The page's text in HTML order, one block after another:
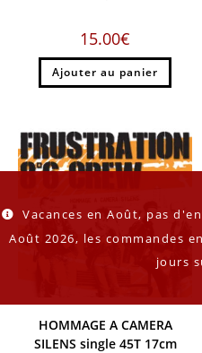
Vacances en Août, pas
Août 2026, les commandes
jours
15.00€
Ajouter au panier
HOMMAGE A CAMERA
SILENS single 45T 17cm